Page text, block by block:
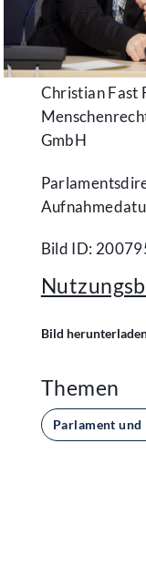
Christian Fast
GmbH
Bild ID:
Bild
Themen
Parlament